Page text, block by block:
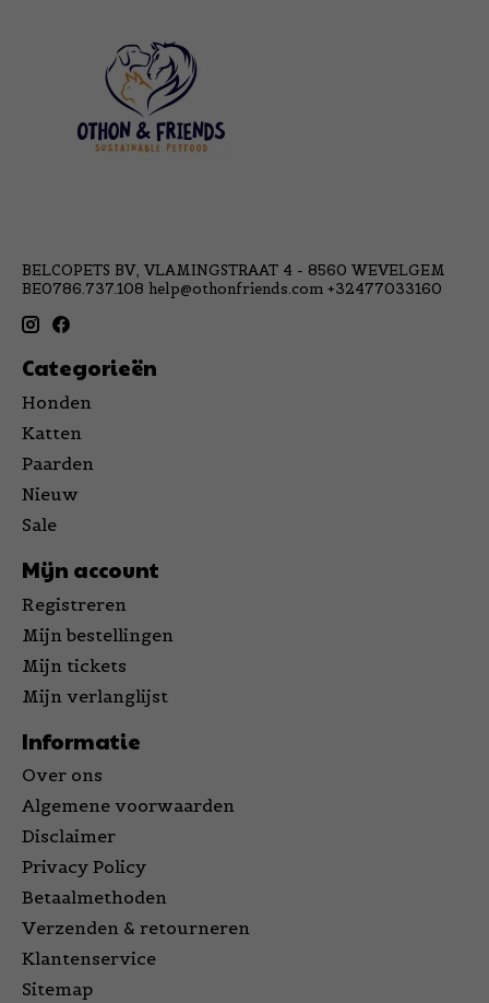
BELCOPETS BV, VLAMINGSTRAAT 4 - 8560 WEVELGEM
BE0786.737.108 help@othonfriends.com +32477033160
Categorieën
Honden
Katten
Paarden
Nieuw
Sale
Mijn account
Registreren
Mijn bestellingen
Mijn tickets
Mijn verlanglijst
Informatie
Over ons
Algemene voorwaarden
Disclaimer
Privacy Policy
Betaalmethoden
Verzenden & retourneren
Klantenservice
Sitemap